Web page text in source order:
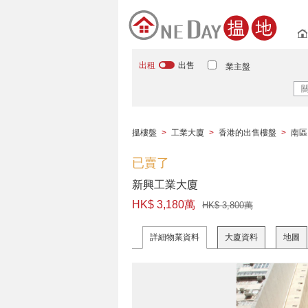
出租 出售 業主盤
搵樓盤 > 工業大廈 > 香港的出售樓盤 > 南區
已賣了
新興工業大廈
HK$ 3,180萬
HK$ 3,800萬
詳細物業資料 大廈資料 地圖